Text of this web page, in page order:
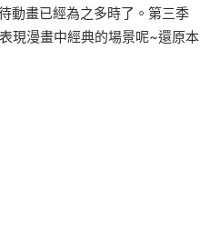
動畫已經為之多時了。第三季
現漫畫中經典的場景呢~還原本